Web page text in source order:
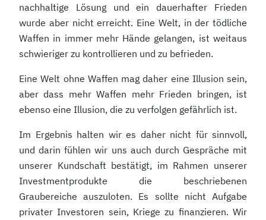
nachhaltige Lösung und ein dauerhafter Frieden
wurde aber nicht erreicht. Eine Welt, in der tödliche
Waffen in immer mehr Hände gelangen, ist weitaus
schwieriger zu kontrollieren und zu befrieden.
Eine Welt ohne Waffen mag daher eine Illusion sein,
aber dass mehr Waffen mehr Frieden bringen, ist
ebenso eine Illusion, die zu verfolgen gefährlich ist.
Im Ergebnis halten wir es daher nicht für sinnvoll,
und darin fühlen wir uns auch durch Gespräche mit
unserer Kundschaft bestätigt, im Rahmen unserer
Investmentprodukte die beschriebenen
Graubereiche auszuloten. Es sollte nicht Aufgabe
privater Investoren sein, Kriege zu finanzieren. Wir